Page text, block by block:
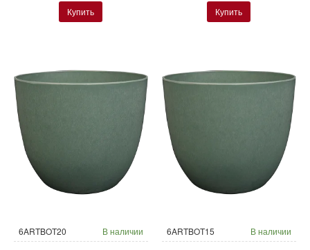
Купить Купить
6ARTBOT20 В наличии 6ARTBOT15 В наличии